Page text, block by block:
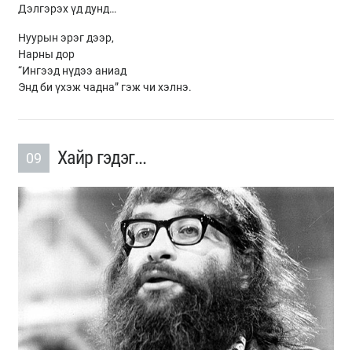
Дэлгэрэх үд дунд…
Нуурын эрэг дээр,
Нарны дор
“Ингээд нүдээ аниад
Энд би үхэж чадна” гэж чи хэлнэ.
09 Хайр гэдэг...